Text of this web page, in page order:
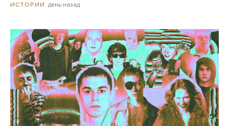
ИСТОРИИ день назад